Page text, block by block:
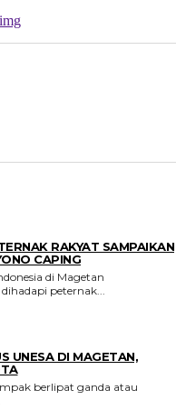
RAKYAT SAMPAIKAN
CAPING
di Magetan
peternak...
UNESA DI MAGETAN,
berlipat ganda atau